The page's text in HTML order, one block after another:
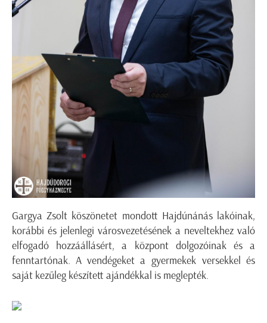
Gargya Zsolt köszönetet mondott Hajdúnánás lakóinak,
korábbi és jelenlegi városvezetésének a neveltekhez való
elfogadó hozzáállásért, a központ dolgozóinak és a
fenntartónak. A vendégeket a gyermekek versekkel és
saját kezűleg készített ajándékkal is meglepték.